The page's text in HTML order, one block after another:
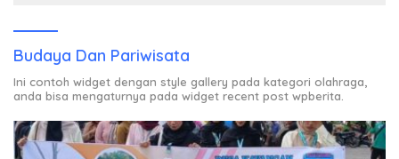
Budaya Dan Pariwisata
Ini contoh widget dengan style gallery pada kategori olahraga,
anda bisa mengaturnya pada widget recent post wpberita.